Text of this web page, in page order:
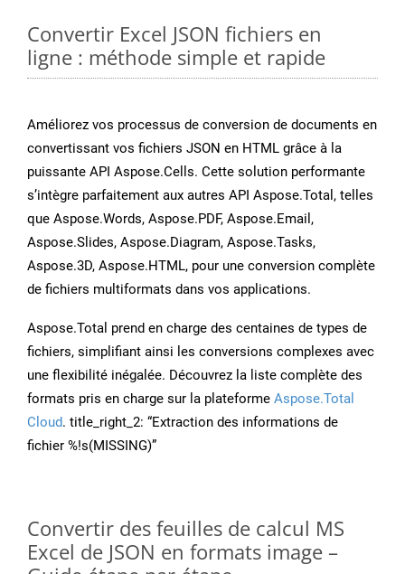
Convertir Excel JSON fichiers en
ligne : méthode simple et rapide
Améliorez vos processus de conversion de documents en
convertissant vos fichiers JSON en HTML grâce à la
puissante API Aspose.Cells. Cette solution performante
s’intègre parfaitement aux autres API Aspose.Total, telles
que Aspose.Words, Aspose.PDF, Aspose.Email,
Aspose.Slides, Aspose.Diagram, Aspose.Tasks,
Aspose.3D, Aspose.HTML, pour une conversion complète
de fichiers multiformats dans vos applications.
Aspose.Total prend en charge des centaines de types de
fichiers, simplifiant ainsi les conversions complexes avec
une flexibilité inégalée. Découvrez la liste complète des
formats pris en charge sur la plateforme Aspose.Total
Cloud. title_right_2: “Extraction des informations de
fichier %!s(MISSING)”
Convertir des feuilles de calcul MS
Excel de JSON en formats image –